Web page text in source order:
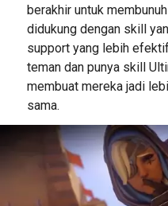
berakhir untuk
didukung dengan skill
support yang lebih
teman dan punya skill
membuat mereka jadi
sama.